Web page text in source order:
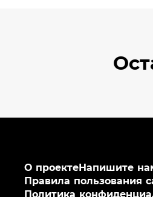
О проектеНапишите
Правила пользования
Политика